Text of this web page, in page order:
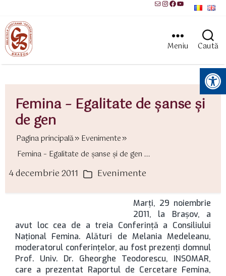
MailInstagram
Facebook
YouTube
Meniu Caută
Instrumente pentru accesibilitate
Femina – Egalitate de şanse şi
de gen
Pagina principală
Evenimente
Femina – Egalitate de şanse şi de gen ...
4 decembrie 2011 Categorii
Evenimente
Marţi, 29 noiembrie
2011, la Braşov, a
avut loc cea de a treia Conferinţă a Consiliului
Naţional Femina. Alături de Melania Medeleanu,
moderatorul conferinţelor, au fost prezenţi domnul
Prof. Univ. Dr. Gheorghe Teodorescu, INSOMAR,
care a prezentat Raportul de Cercetare Femina,